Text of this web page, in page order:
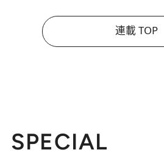
連載 TOP
SPECIAL